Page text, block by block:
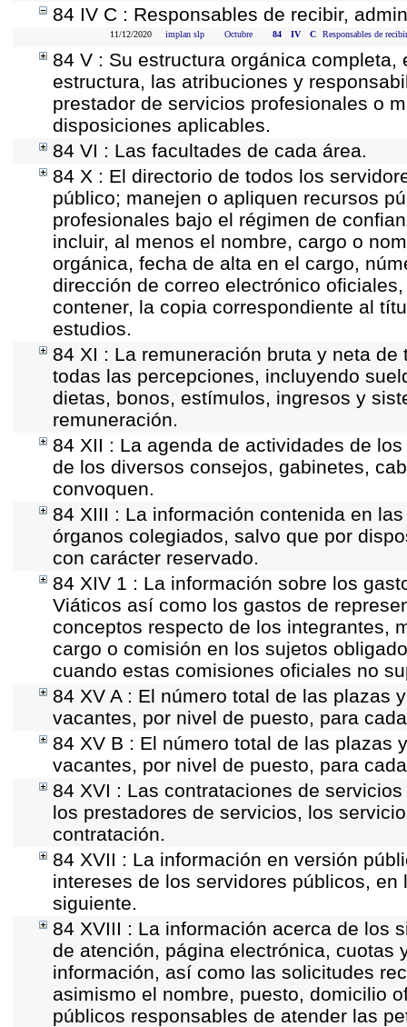
84 IV C : Responsables de recibir,
11/12/2020 implan slp Octubre 84 IV C Responsables de
84 V : Su estructura orgánica
estructura, las atribuciones y
prestador de servicios profesionales o
disposiciones aplicables.
84 VI : Las facultades de cada área.
84 X : El directorio de todos los
público; manejen o apliquen recursos
profesionales bajo el régimen de
incluir, al menos el nombre, cargo o
orgánica, fecha de alta en el cargo,
dirección de correo electrónico
contener, la copia correspondiente al
estudios.
84 XI : La remuneración bruta y neta
todas las percepciones, incluyendo
dietas, bonos, estímulos, ingresos y
remuneración.
84 XII : La agenda de actividades de
de los diversos consejos, gabinetes,
convoquen.
84 XIII : La información contenida en
órganos colegiados, salvo que por
con carácter reservado.
84 XIV 1 : La información sobre los
Viáticos así como los gastos de
conceptos respecto de los integrantes,
cargo o comisión en los sujetos
cuando estas comisiones oficiales no
84 XV A : El número total de las plazas
vacantes, por nivel de puesto, para
84 XV B : El número total de las plazas
vacantes, por nivel de puesto, para
84 XVI : Las contrataciones de
los prestadores de servicios, los
contratación.
84 XVII : La información en versión
intereses de los servidores públicos,
siguiente.
84 XVIII : La información acerca de los
de atención, página electrónica, cuotas
información, así como las solicitudes
asimismo el nombre, puesto, domicilio
públicos responsables de atender las